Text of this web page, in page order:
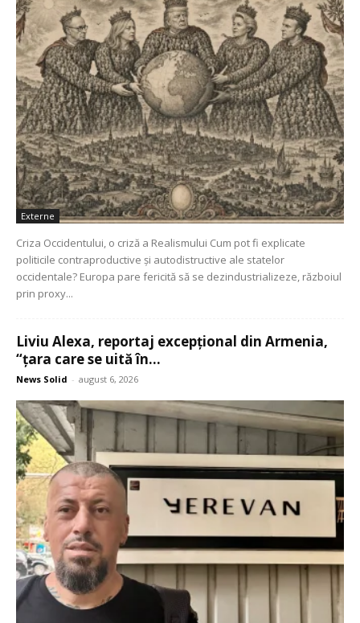
Externe
Criza Occidentului, o criză a Realismului Cum pot fi explicate
politicile contraproductive și autodistructive ale statelor
occidentale? Europa pare fericită să se dezindustrializeze, războiul
prin proxy...
Liviu Alexa, reportaj excepțional din Armenia,
“țara care se uită în...
News Solid - august 6, 2026